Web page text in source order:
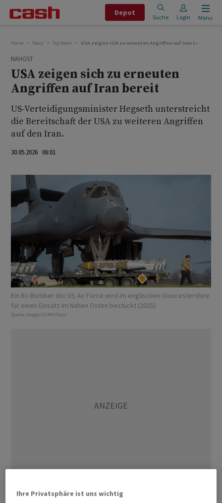
Depot
Suche Login Menu
Home News Top News USA zeigen sich zu erneuten Angriffen auf Iran bereit
NAHOST
USA zeigen sich zu erneuten
Angriffen auf Iran bereit
US-Verteidigungsminister Hegseth unterstreicht
die Bereitschaft der USA zu weiteren Angriffen
auf den Iran.
30.05.2026 06:01
Ein B1-Bomber der US Air Force wird im englischen Gloucestershire
für einen Einsatz im Nahen Osten bestückt (2025).
Quelle: imago/ZUMA Press
Die USA sind nach den Worten von
Ihre Privatsphäre ist uns wichtig